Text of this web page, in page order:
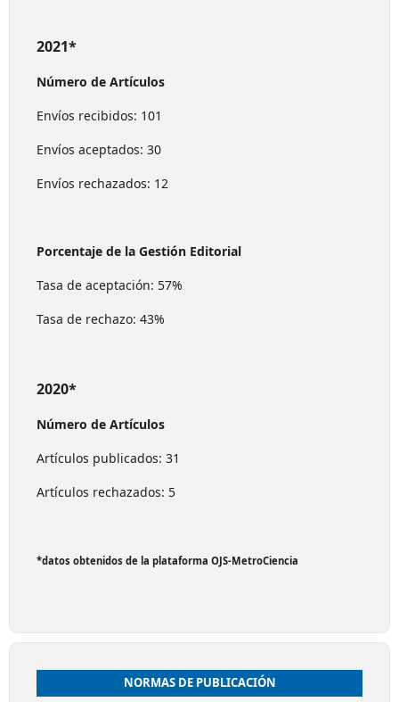
2021*
Número de Artículos
Envíos recibidos: 101
Envíos aceptados: 30
Envíos rechazados: 12
Porcentaje de la Gestión Editorial
Tasa de aceptación: 57%
Tasa de rechazo: 43%
2020*
Número de Artículos
Artículos publicados: 31
Artículos rechazados: 5
*datos obtenidos de la plataforma OJS-MetroCiencia
NORMAS DE PUBLICACIÓN